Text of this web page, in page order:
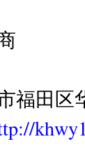
福田区